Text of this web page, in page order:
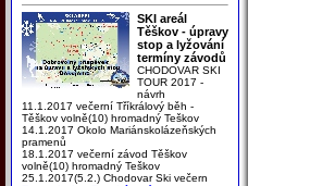
SKI areál
Těškov - úpravy
stop a lyžování
termíny závodů
CHODOVAR SKI
TOUR 2017 -
návrh
11.1.2017 večerní Tříkrálový běh -
Těškov volně(10) hromadný Teškov
14.1.2017 Okolo Mariánskolázeňských
pramenů
18.1.2017 večerní závod Těškov
volně(10) hromadný Teškov
25.1.2017(5.2.) Chodovar Ski večern